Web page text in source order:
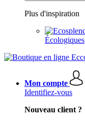
Plus d'inspiration
Écologiques
Mon compte
Identifiez-vous
Nouveau client ?